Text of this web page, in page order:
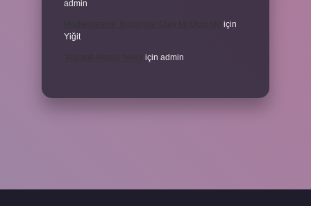
admin
için
Yiğit
için admin